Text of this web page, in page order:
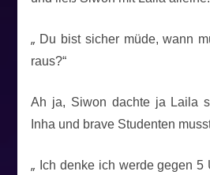
„ Du bist sicher müde, wann
raus?“
Ah ja, Siwon dachte ja Laila
Inha und brave Studenten
„ Ich denke ich werde gegen 5